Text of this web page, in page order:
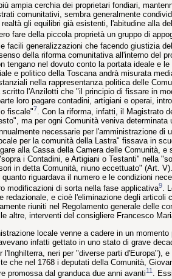
ampia cerchia dei proprietari fondiari,
comunitativi, sembra generalmente
gli equilibri già esistenti, l'abitudine alla
fare della piccola proprietà un gruppo di
facili generalizzazioni che facendo giustizia
della riforma comunitativa all'interno del
tengano nel dovuto conto la portata ideale e
e politico della Toscana andrà misurata
nella rappresentanza politica delle
l'Anzilotti che "il principio di fissare in
loro pagare contadini, artigiani e operai,
fiscale"7. Con la riforma, infatti, il Magistrato
ma per ogni Comunità veniva
necessarie per l'amministrazione
per la comunità della Lastra" fissava in
alla Cassa della Camera delle Comunità,
i Contadini, e Artigiani o Testanti" nella
in detta Comunità, niuno eccettuato" (Art.
riguardava il numero e le condizioni
modificazioni di sorta nella fase applicativa9.
redazionale, e cioè l'eliminazione degli
riuniti nel Regolamento generale delle
altre, interventi del consigliere Francesco
locale venne a cadere in un
infatti gettato in uno stato di grave
l'Inghilterra, neri per "diverse parti d'Europa"),
che nel 1768 i deputati della Comunità,
promossa dal granduca due anni avanti11 .